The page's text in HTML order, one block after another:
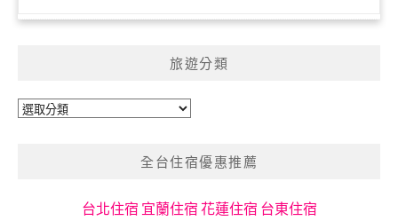
旅遊分類
旅
全台住宿優惠推薦
台北住宿 宜蘭住宿花蓮住宿 台東住宿